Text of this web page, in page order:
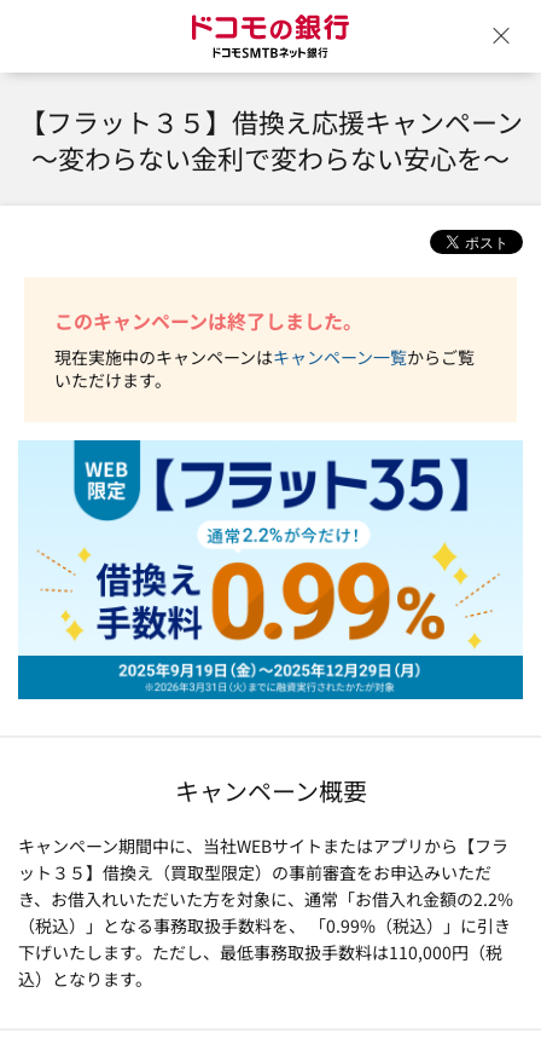
【フラット３５】借換え応援キャンペーン
～変わらない金利で変わらない安心を～
このキャンペーンは終了しました。
現在実施中のキャンペーンはキャンペーン一覧からご覧
いただけます。
キャンペーン概要
キャンペーン期間中に、当社WEBサイトまたはアプリから【フラ
ット３５】借換え（買取型限定）の事前審査をお申込みいただ
き、お借入れいただいた方を対象に、通常「お借入れ金額の2.2%
（税込）」となる事務取扱手数料を、 「0.99%（税込）」に引き
下げいたします。ただし、最低事務取扱手数料は110,000円（税
込）となります。